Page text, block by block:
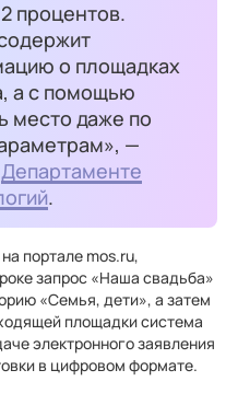
процентов.
о площадках
а с помощью
место даже по
—
Департаменте
.
портале mos.ru,
запрос «Наша свадьба»
«Семья, дети», а затем
площадки система
электронного заявления
в цифровом формате.